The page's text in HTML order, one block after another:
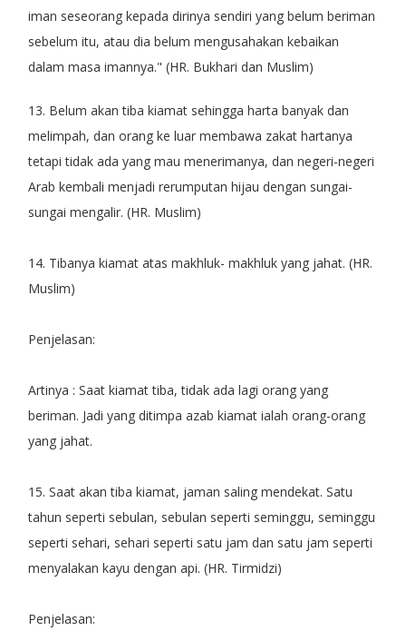
iman seseorang kepada dirinya sendiri yang belum beriman
sebelum itu, atau dia belum mengusahakan kebaikan
dalam masa imannya." (HR. Bukhari dan Muslim)
13. Belum akan tiba kiamat sehingga harta banyak dan
melimpah, dan orang ke luar membawa zakat hartanya
tetapi tidak ada yang mau menerimanya, dan negeri-negeri
Arab kembali menjadi rerumputan hijau dengan sungai-
sungai mengalir. (HR. Muslim)
14. Tibanya kiamat atas makhluk- makhluk yang jahat. (HR.
Muslim)
Penjelasan:
Artinya : Saat kiamat tiba, tidak ada lagi orang yang
beriman. Jadi yang ditimpa azab kiamat ialah orang-orang
yang jahat.
15. Saat akan tiba kiamat, jaman saling mendekat. Satu
tahun seperti sebulan, sebulan seperti seminggu, seminggu
seperti sehari, sehari seperti satu jam dan satu jam seperti
menyalakan kayu dengan api. (HR. Tirmidzi)
Penjelasan: